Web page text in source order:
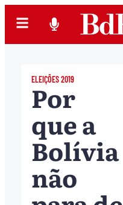
ELEIÇÕES 2019
Por
que a
Bolívia
não